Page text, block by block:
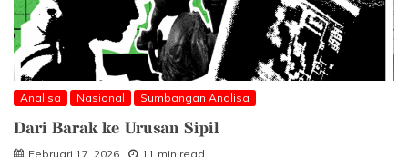
Analisa Nasional Sumbangan Analisa
Dari Barak ke Urusan Sipil
Februari 17, 2026 11 min read